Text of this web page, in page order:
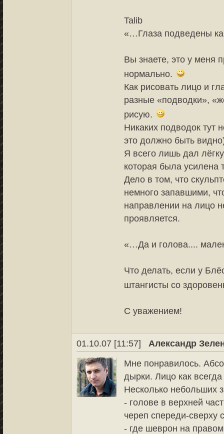
Talib
«…Глаза подведены
Вы знаете, это у меня
нормально.
Как рисовать лицо и
разные «подводки»,
рисую.
Никаких подводок тут
это должно быть
Я всего лишь дал
которая была усилена
Дело в том, что
немного запавшими,
направлении на лицо
проявляется.
«…Да и голова....
Что делать, если у
штангисты со
С уважением!
01.10.07 [11:57]
Александр
Мне понравилось.
дырки. Лицо как
Несколько небольших
- голове в верхней
череп спереди-сверху
- где шеврон на